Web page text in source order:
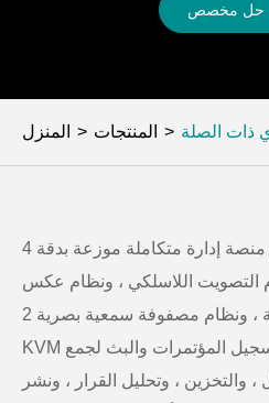
حل مخصص
المنزل المنتجات ذات الصلة
مع منصة إدارة متكاملة موزعة بدقة 4K كمشغل ، فإنه يدمج
التصويت اللاسلكي ، ونظام عكس
الشاشة ، ونظام مصفوفة سمعية بصرية 2K/4K ، نظام إدارة
KVM لتوزيع الألياف ، ونظام تسجيل المؤتمرات والبث لجمع
والتخزين ، وتحليل القرار ، ونشر